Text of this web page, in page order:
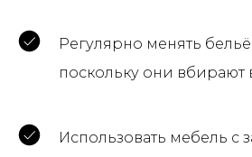
Регулярно менять
поскольку они вбирают
Использовать мебель с